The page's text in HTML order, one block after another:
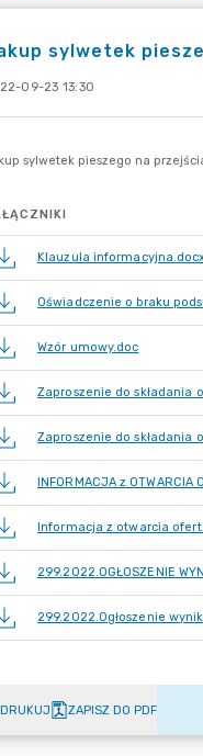
sylwetek
09-23 13:30
Klauzula
Oświadczenie o braku
Wzór umowy.doc
Zaproszenie do
Zaproszenie do składania
INFORMACJA z OTWARCIA
Informacja z otwarcia
299.2022.OGŁOSZENIE
299.2022.Ogłoszenie
DRUKUJ ZAPISZ DO PDF